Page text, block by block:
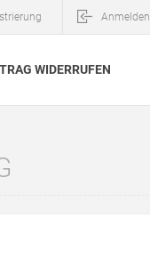
Anmelden
WIDERRUFEN